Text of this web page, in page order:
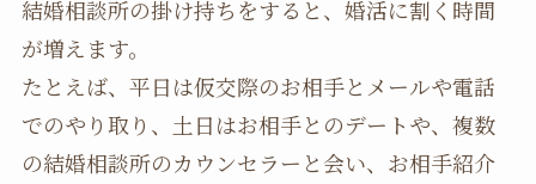
結婚相談所の掛け持ちをすると、婚活に割く時間
が増えます。
たとえば、平日は仮交際のお相手とメールや電話
でのやり取り、土日はお相手とのデートや、複数
の結婚相談所のカウンセラーと会い、お相手紹介